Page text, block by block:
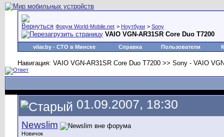
Форум World-Mobile.net > Ноутбуки > Sony
VAIO VGN-AR31SR Core Duo T7200
vilar.by - СТО в Минске Справка Пользователи
Навигация: VAIO VGN-AR31SR Core Duo T7200 >> Sony - VAIO
01.09.2007, 18:30
Newslim
Новичок